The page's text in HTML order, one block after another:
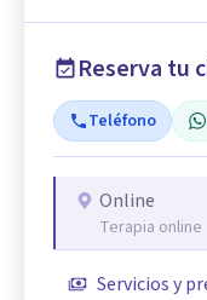
Reserva tu
Teléfono
Online
Terapia online
Servicios y